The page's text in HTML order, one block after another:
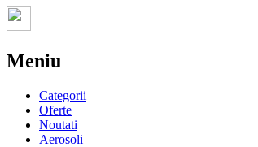
Meniu
Categorii
Oferte
Noutati
Aerosoli